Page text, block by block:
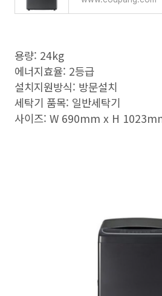
용량: 24kg
에너지효율: 2등급
설치지원방식: 방문설치
세탁기 품목: 일반세탁기
사이즈: W 690mm x H